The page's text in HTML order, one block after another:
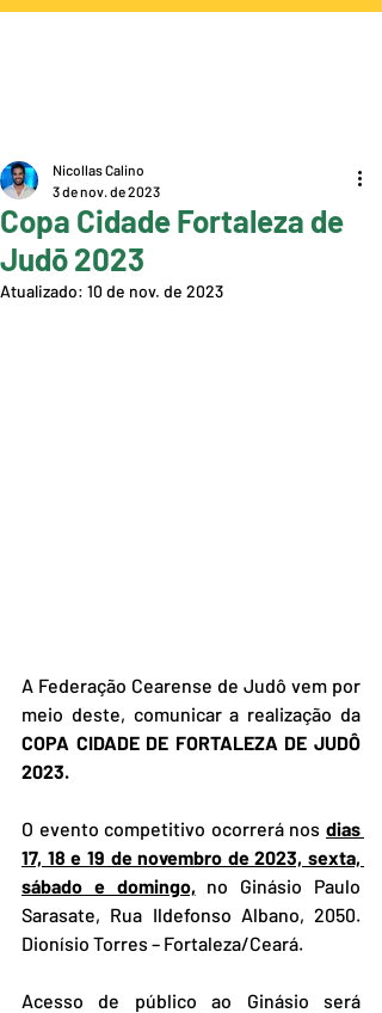
Copa Cidade Fortaleza de
Judō 2023
Nicollas Calino
3 de nov. de 2023
Atualizado: 10 de nov. de 2023
A Federação Cearense de Judô vem por
COPA CIDADE DE FORTALEZA DE JUDÔ
2023.
O evento competitivo ocorrerá nos dias
17, 18 e 19 de novembro de 2023, sexta,
sábado e domingo, no Ginásio Paulo
Sarasate, Rua Ildefonso Albano, 2050.
Dionísio Torres – Fortaleza/Ceará.
Acesso de público ao Ginásio será